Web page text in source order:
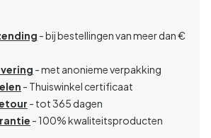
- bij bestellingen van meer dan €
- met anonieme verpakking
- Thuiswinkel certificaat
- tot 365 dagen
- 100% kwaliteitsproducten